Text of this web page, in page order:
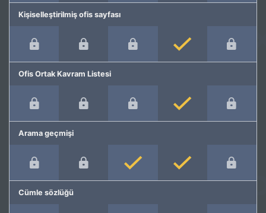
Kişiselleştirilmiş ofis sayfası
Ofis Ortak Kavram Listesi
Arama geçmişi
Cümle sözlüğü